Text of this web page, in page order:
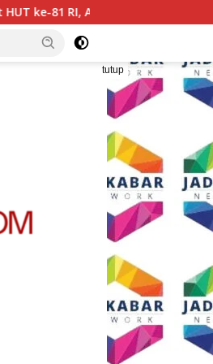
Kemerdekaan Harus Dijaga
tutup